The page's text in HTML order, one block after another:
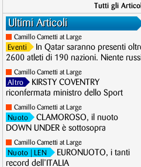
Tutti gli
Ultimi Articoli
Camillo Cametti at Large
Eventi
In Qatar saranno presenti
2600 atleti di 190 nazioni. Niente
Camillo Cametti at Large
Altro
KIRSTY COVENTRY
riconfermata ministro dello Sport
Camillo Cametti at Large
Nuoto
CLAMOROSO, il nuoto
DOWN UNDER è sottosopra
Camillo Cametti at Large
Nuoto | LEN
EURONUOTO, i tanti
record dell’ITALIA